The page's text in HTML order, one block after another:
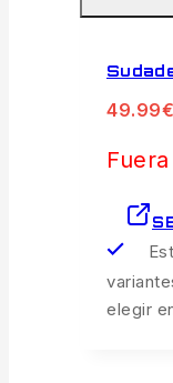
49.99€
elegir